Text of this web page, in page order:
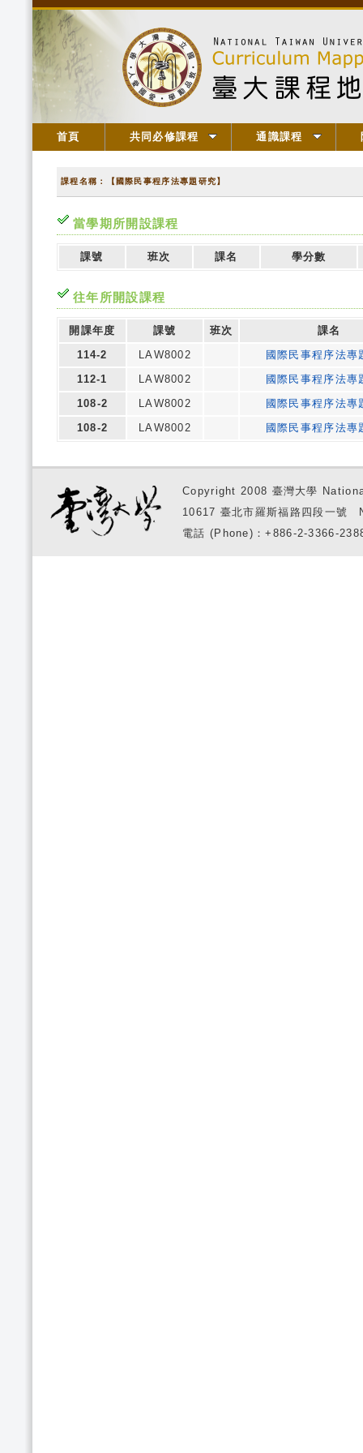
首頁 共同必修課程 通識課程
課程名稱：【國際民事程序法專題研究】
當學期所開設課程
課號 班次 課名 學分數
往年所開設課程
開課年度 課號 班次
課名
114-2
LAW8002
國際民事程序法專
112-1
LAW8002
國際民事程序法專
108-2
LAW8002
國際民事程序法專
108-2
LAW8002 國際民事程序法專
Copyright 2008 臺灣大學
10617 臺北市羅斯福路四段一
電話 (Phone)：+886-2-3366-